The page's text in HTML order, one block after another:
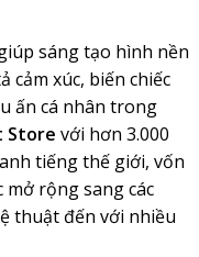
sáng tạo hình nền
cảm xúc, biến chiếc
ấn cá nhân trong
Store với hơn 3.000
tiếng thế giới, vốn
mở rộng sang các
thuật đến với nhiều